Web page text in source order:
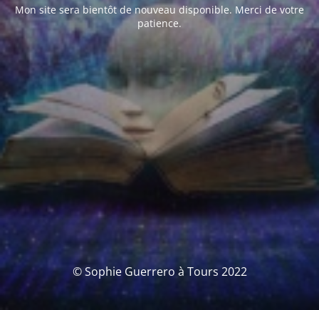
Mon site sera bientôt de nouveau disponible. Merci de votre
patience.
© Sophie Guerrero à Tours 2022